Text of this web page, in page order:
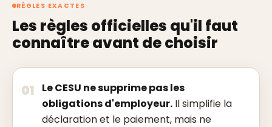
RÈGLES EXACTES
Les règles officielles qu'il faut
connaître avant de choisir
01
Le CESU ne supprime pas les
obligations d'employeur. Il simplifie la
déclaration et le paiement, mais ne